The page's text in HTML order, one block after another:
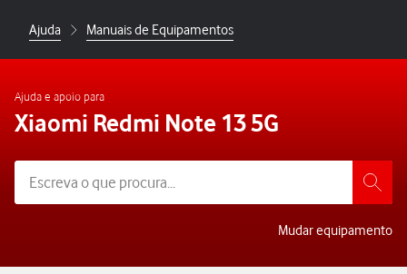
Ajuda Manuais de Equipamentos
Ajuda e apoio para
Xiaomi Redmi Note 13 5G
Mudar equipamento